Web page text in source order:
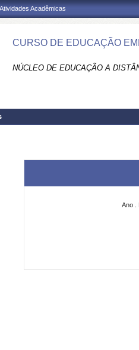
Acadêmicas
CURSO DE EDUCAÇÃO
NÚCLEO DE EDUCAÇÃO A
Ano